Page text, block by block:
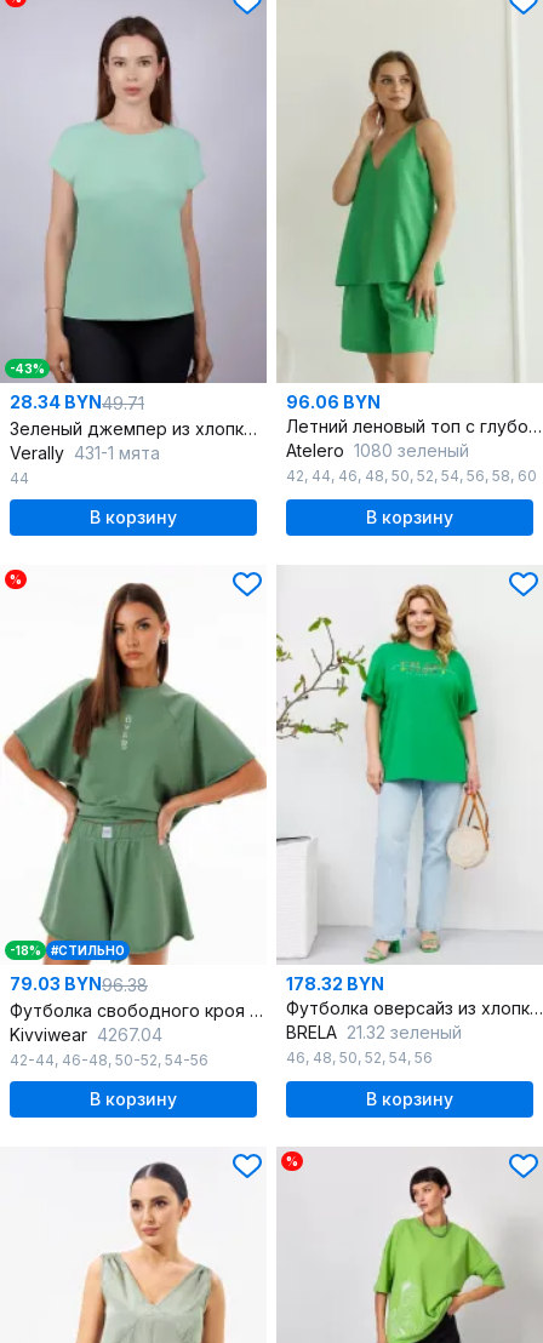
-43%
28.34 BYN49.71
Зеленый джемпер из хлопкового трикотажа и реглан
Verally 431-1 мята
44
В корзину
96.06 BYN
Летний леновый топ с глубоким вырезом и тонкими бретелями
Atelero 1080 зеленый
42, 44, 46, 48, 50, 52, 54, 56, 58, 60
В корзину
%
-18% #СТИЛЬНО
79.03 BYN96.38
Футболка свободного кроя из трикотажа хлопка
Kivviwear 4267.04
42-44, 46-48, 50-52, 54-56
В корзину
178.32 BYN
Футболка оверсайз из хлопкового трикотажа с авторской печатью
BRELA 21.32 зеленый
46, 48, 50, 52, 54, 56
В корзину
%